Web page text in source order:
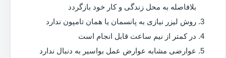
بلافاصله به محل زندگی و کار خود بازگردد
روش لیزر نیازی به پانسمان یا همان تامپون ندارد
در کمتر از نیم ساعت قابل انجام است
عوارضی مشابه عوارض عمل بواسیر به دنبال ندارد